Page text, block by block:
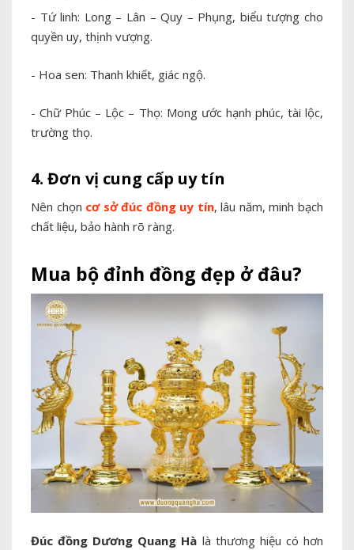
- Tứ linh: Long – Lân – Quy – Phụng, biểu tượng cho
quyền uy, thịnh vượng.
- Hoa sen: Thanh khiết, giác ngộ.
- Chữ Phúc – Lộc – Thọ: Mong ước hạnh phúc, tài lộc,
trường thọ.
4. Đơn vị cung cấp uy tín
Nên chọn cơ sở đúc đồng uy tín, lâu năm, minh bạch
chất liệu, bảo hành rõ ràng.
Mua bộ đỉnh đồng đẹp ở đâu?
Đúc đồng Dương Quang Hà là thương hiệu có hơn